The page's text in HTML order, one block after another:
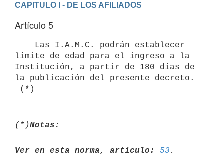
CAPITULO I - DE LOS AFILIADOS
Artículo 5
límite de edad para el ingreso a la
Institución, a partir de 180 días de
la publicación del presente decreto.
(*)Notas:
Ver en esta norma, artículo: 53